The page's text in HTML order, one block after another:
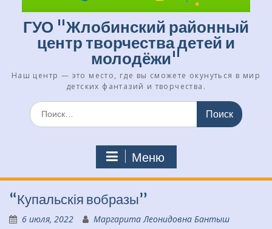
ГУО "Жлобинский районный
центр творчества детей и
молодёжи"
Наш центр — это место, где вы сможете окунуться в мир
детских фантазий и творчества.
Искать:
Меню
“Купальскія вобразы”
6 июля, 2022 Маргарита Леонидовна Бантыш